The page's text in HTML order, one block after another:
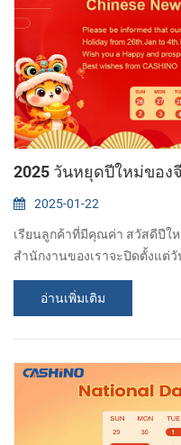
2025 วันหยุดปีใหม่ของ
2025-01-22
เรียนลูกค้าที่มีคุณค่า สวัสดีปีใ
สำนักงานของเราจะปิดตั้งแต่วั
กลับมาทำงานในวันที่ 5 กุมภา
การสนับสนุน เราหวังว่าคุณแ
สนุกสนานของงู! หากคุณมีคำถ
ข้อความไว้และเราจะติดต่อกลั
อ่านเพิ่มเติม